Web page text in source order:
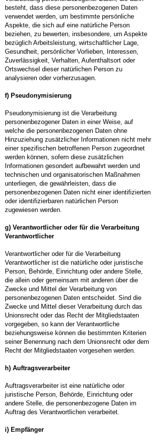
besteht, dass diese personenbezogenen Daten
verwendet werden, um bestimmte persönliche
Aspekte, die sich auf eine natürliche Person
beziehen, zu bewerten, insbesondere, um Aspekte
bezüglich Arbeitsleistung, wirtschaftlicher Lage,
Gesundheit, persönlicher Vorlieben, Interessen,
Zuverlässigkeit, Verhalten, Aufenthaltsort oder
Ortswechsel dieser natürlichen Person zu
analysieren oder vorherzusagen.
f) Pseudonymisierung
Pseudonymisierung ist die Verarbeitung
personenbezogener Daten in einer Weise, auf
welche die personenbezogenen Daten ohne
Hinzuziehung zusätzlicher Informationen nicht mehr
einer spezifischen betroffenen Person zugeordnet
werden können, sofern diese zusätzlichen
Informationen gesondert aufbewahrt werden und
technischen und organisatorischen Maßnahmen
unterliegen, die gewährleisten, dass die
personenbezogenen Daten nicht einer identifizierten
oder identifizierbaren natürlichen Person
zugewiesen werden.
g) Verantwortlicher oder für die Verarbeitung
Verantwortlicher
Verantwortlicher oder für die Verarbeitung
Verantwortlicher ist die natürliche oder juristische
Person, Behörde, Einrichtung oder andere Stelle,
die allein oder gemeinsam mit anderen über die
Zwecke und Mittel der Verarbeitung von
personenbezogenen Daten entscheidet. Sind die
Zwecke und Mittel dieser Verarbeitung durch das
Unionsrecht oder das Recht der Mitgliedstaaten
vorgegeben, so kann der Verantwortliche
beziehungsweise können die bestimmten Kriterien
seiner Benennung nach dem Unionsrecht oder dem
Recht der Mitgliedstaaten vorgesehen werden.
h) Auftragsverarbeiter
Auftragsverarbeiter ist eine natürliche oder
juristische Person, Behörde, Einrichtung oder
andere Stelle, die personenbezogene Daten im
Auftrag des Verantwortlichen verarbeitet.
i) Empfänger